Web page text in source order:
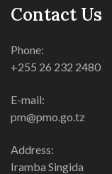
Contact Us
Phone:
+255 26 232 2480
E-mail:
pm@pmo.go.tz
Address:
Iramba Singida